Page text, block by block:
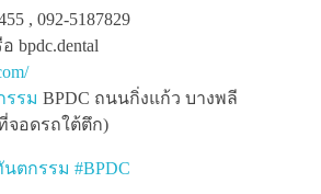
, 092-5187829
bpdc.dental
รม BPDC ถนนกิ่งแก้ว บางพลี
จอดรถใต้ตึก)
ตกรรม #BPDC